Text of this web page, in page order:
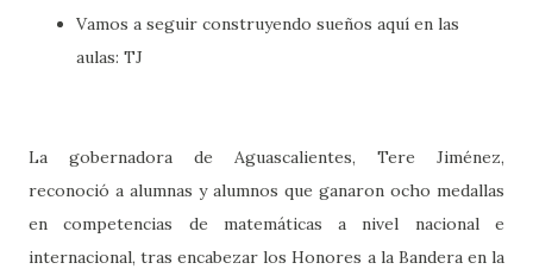
Vamos a seguir construyendo sueños aquí en las
aulas: TJ
La gobernadora de Aguascalientes, Tere Jiménez,
reconoció a alumnas y alumnos que ganaron ocho medallas
en competencias de matemáticas a nivel nacional e
internacional, tras encabezar los Honores a la Bandera en la